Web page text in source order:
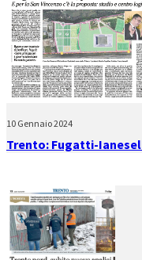
10 Gennaio 2024
Trento: Fugatti-